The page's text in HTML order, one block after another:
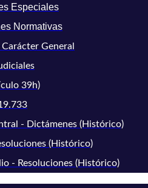
Especiales
Normativas
General
39h)
- Dictámenes (Histórico)
(Histórico)
- Resoluciones (Histórico)